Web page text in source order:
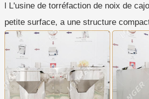
l L'usine de torréfaction de noix de
petite surface, a une structure